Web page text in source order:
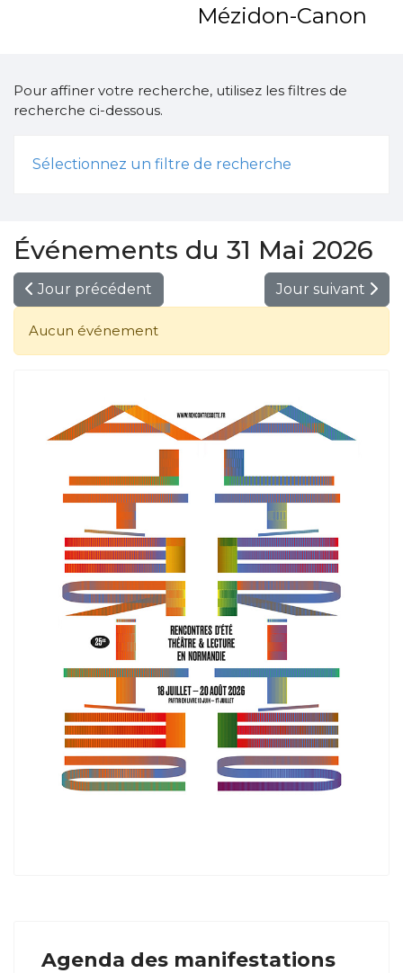
Mézidon-Canon
Pour affiner votre recherche, utilisez les filtres de
recherche ci-dessous.
Sélectionnez un filtre de recherche
Événements du 31 Mai 2026
Jour précédent Jour suivant
Aucun événement
Agenda des manifestations